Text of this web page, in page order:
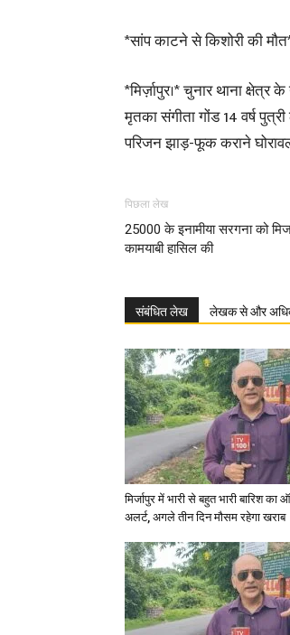
*सांप काटने से किशोरी की
*मिर्ज़ापुर।* चुनार थाना क्षेत्र
मृतका संगीता गोंड 14 वर्ष
परिजन झाड़-फूक कराने
पिछला लेख
25000 के इनामीया सरगना को
कामयाबी हासिल की
संबंधित लेख लेखक से और
मिर्जापुर में भारी से बहुत भारी बारिश का
अलर्ट, अगले तीन दिन मौसम रहेगा खराब